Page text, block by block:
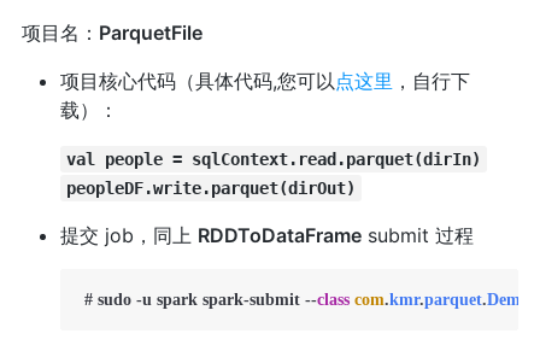
项目名： ParquetFile
项目核心代码（具体代码,您可以 点这里 ，自行下
载）：
val people = sqlContext.read.parquet(dirIn)
peopleDF.write.parquet(dirOut)
提交 job，同上 RDDToDataFramesubmit 过程
# sudo -u spark spark-submit --class com.kmr.parquet.Demo